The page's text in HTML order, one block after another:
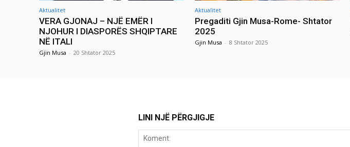
Aktualitet
VERA GJONAJ – NJË EMËR I
NJOHUR I DIASPORËS SHQIPTARE
NË ITALI
Gjin Musa - 20 Shtator 2025
Aktualitet
Pregaditi Gjin Musa-Rome- Shtator
2025
Gjin Musa - 8 Shtator 2025
LINI NJË PËRGJIGJE